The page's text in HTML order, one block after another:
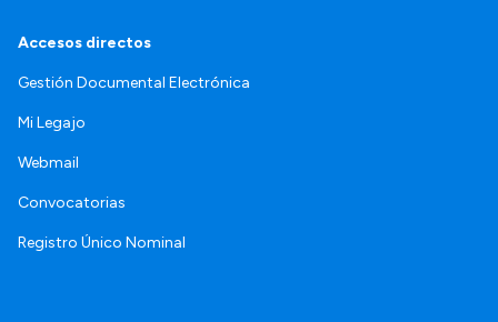
Accesos directos
Gestión Documental Electrónica
Mi Legajo
Webmail
Convocatorias
Registro Único Nominal